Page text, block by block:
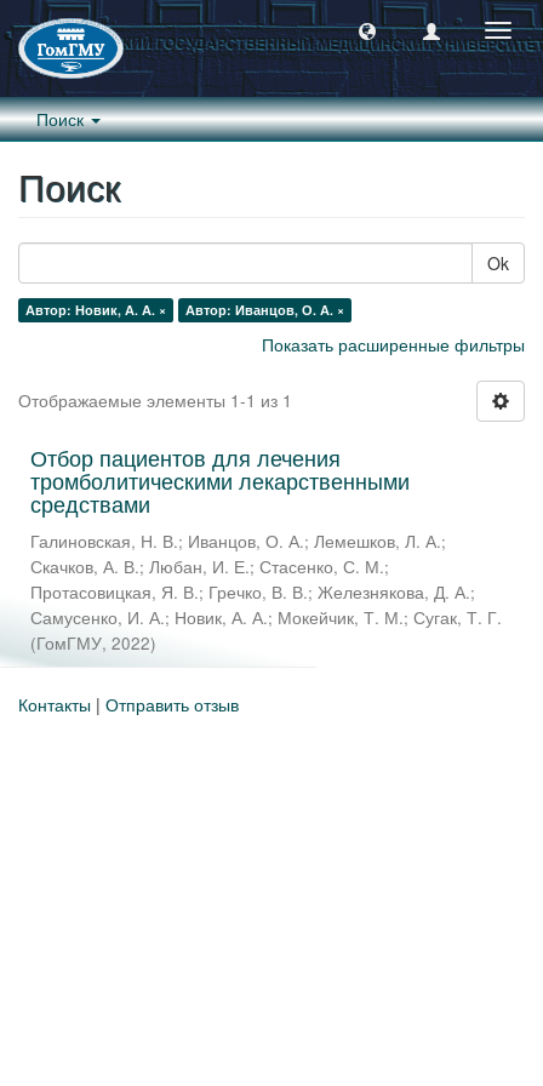
Поиск
Поиск
Ok
Автор: Новик, А. А. × Автор: Иванцов, О. А. ×
Показать расширенные фильтры
Отображаемые элементы 1-1 из 1
Отбор пациентов для лечения
тромболитическими лекарственными
средствами
Галиновская, Н. В.; Иванцов, О. А.; Лемешков, Л. А.;
Скачков, А. В.; Любан, И. Е.; Стасенко, С. М.;
Протасовицкая, Я. В.; Гречко, В. В.; Железнякова, Д. А.;
Самусенко, И. А.; Новик, А. А.; Мокейчик, Т. М.; Сугак, Т. Г.
(ГомГМУ, 2022)
Контакты | Отправить отзыв